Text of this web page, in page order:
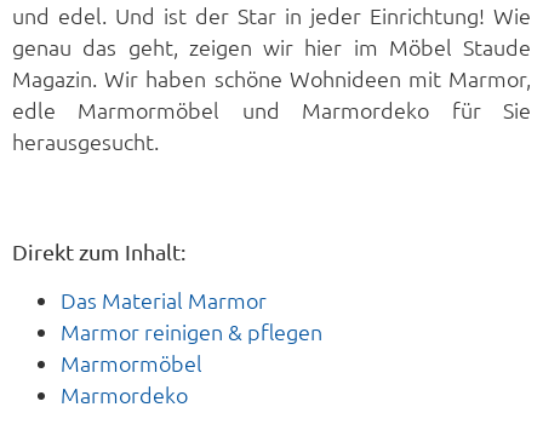
und edel. Und ist der Star in jeder Einrichtung! Wie
genau das geht, zeigen wir hier im Möbel Staude
Magazin. Wir haben schöne Wohnideen mit Marmor,
edle Marmormöbel und Marmordeko für Sie
herausgesucht.
Direkt zum Inhalt:
Das Material Marmor
Marmor reinigen & pflegen
Marmormöbel
Marmordeko